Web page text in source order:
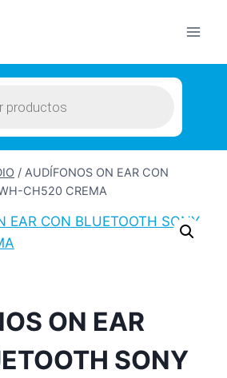
/ AUDÍFONOS ON EAR CON
CH520 CREMA
ON EAR
SONY